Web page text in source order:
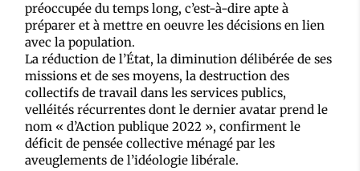
préoccupée du temps long, c’est-à-dire apte à
préparer et à mettre en oeuvre les décisions en lien
avec la population.
La réduction de l’État, la diminution délibérée de ses
missions et de ses moyens, la destruction des
collectifs de travail dans les services publics,
velléités récurrentes dont le dernier avatar prend le
nom « d’Action publique 2022 », confirment le
déficit de pensée collective ménagé par les
aveuglements de l’idéologie libérale.